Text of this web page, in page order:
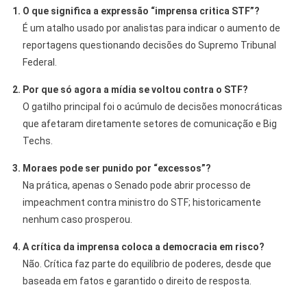
1. O que significa a expressão “imprensa critica STF”?
É um atalho usado por analistas para indicar o aumento de
reportagens questionando decisões do Supremo Tribunal
Federal.
2. Por que só agora a mídia se voltou contra o STF?
O gatilho principal foi o acúmulo de decisões monocráticas
que afetaram diretamente setores de comunicação e Big
Techs.
3. Moraes pode ser punido por “excessos”?
Na prática, apenas o Senado pode abrir processo de
impeachment contra ministro do STF; historicamente
nenhum caso prosperou.
4. A crítica da imprensa coloca a democracia em risco?
Não. Crítica faz parte do equilíbrio de poderes, desde que
baseada em fatos e garantido o direito de resposta.